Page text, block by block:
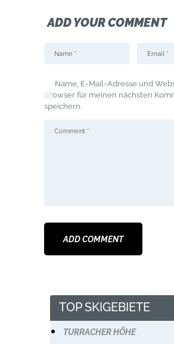
ADD YOUR COMMENT
Name, E-Mail-Adresse und
Browser für meinen nächsten
speichern.
TOP SKIGEBIETE
TURRACHER HÖHE